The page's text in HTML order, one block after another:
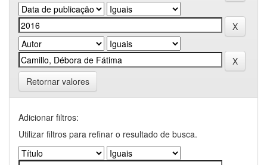
Retornar valores
Adicionar filtros:
Utilizar filtros para refinar o resultado de busca.